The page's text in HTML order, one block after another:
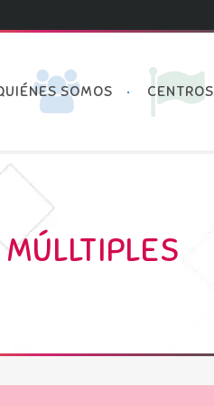
SOMOS CENTROS